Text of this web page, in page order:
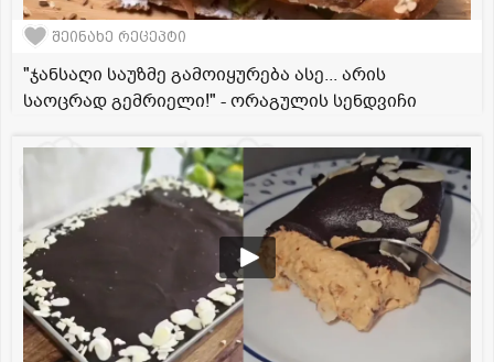
შეინახე რეცეპტი
"ჯანსაღი საუზმე გამოიყურება ასე... არის
საოცრად გემრიელი!" - ორაგულის სენდვიჩი